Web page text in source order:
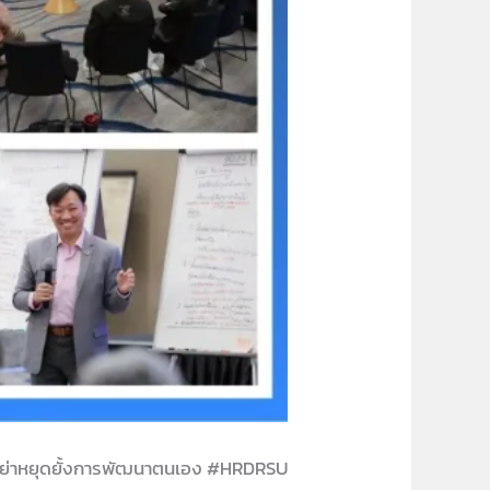
าหยุดยั้งการพัฒนาตนเอง #HRDRSU